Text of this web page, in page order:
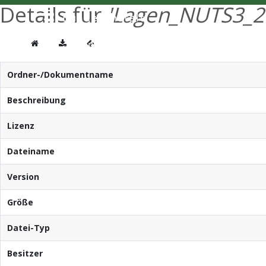
Details für
Ordner-/Dokumentname
Beschreibung
Lizenz
Dateiname
Version
Größe
Datei-Typ
Besitzer